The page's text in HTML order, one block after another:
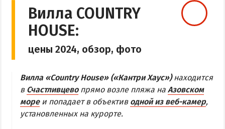
ГЕНИЧЕСКАЯ ГОРКА
Обзор Генгорки
Все базы отдыха и отели Генгорки
Карта Генгорки
ПРИОЗЕРНОЕ
СЧАСТЛИВЦЕВО
Вилла COUNTRY
HOUSE:
цены 2024, обзор, фото
Вилла «Country House» («Кантри Хаус»)находится
в Счастливцевопрямо возле пляжа на Азовском
мореи попадает в объектив одной из веб-камер,
установленных на курорте.